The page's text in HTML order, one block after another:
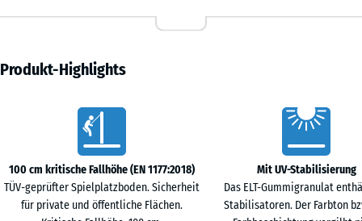
– Spielbereiche für kleine Kinder, Balancier- und Bewegungszonen
– Terrassen mit Spielgeräten oder Aufenthaltsbereichen
– Fitness- und Outdoor-Fitnessanlagen
therapeutische Räume
Material & Aufbau
Die Platten bestehen aus PU-gebundenem Gummigranulat. Die
elastische, rutschhemmende Oberfläche ist robust und dauerhaft
belastbar. Erhältlich in 3 oder 4 cm Stärke, bieten die Puzzlematten
0,25
- 2,70 €
50
x 4
+ 3,40 €
Produkt-Highlights
100 cm kritische Fallhöhe (EN 1177:2018)
TÜV-geprüfter Spielplatzboden. Sicherheit
für private und öffentliche Flächen.
Mit UV-Stabilisierung
Das ELT-Gummigranulat
Stabilisatoren. Der Farbton